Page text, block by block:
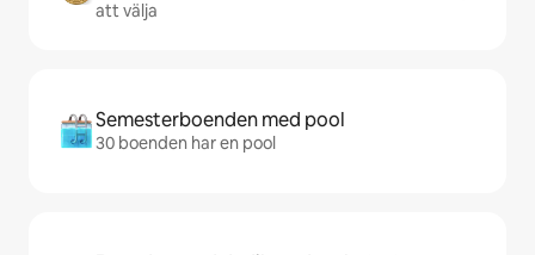
att välja
Semesterboenden med pool
30 boenden har en pool